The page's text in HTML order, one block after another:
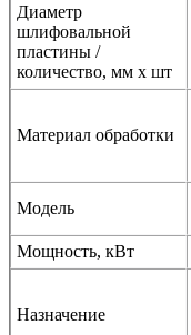
Диаметр
шлифовальной
пластины /
количество, мм х шт
Материал обработки
Модель
Мощность, кВт
Назначение